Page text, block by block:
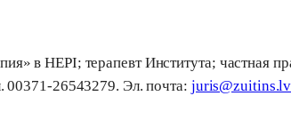
в HEPI; терапевт Института; частная
00371-26543279. Эл. почта: juris@zuitins.lv